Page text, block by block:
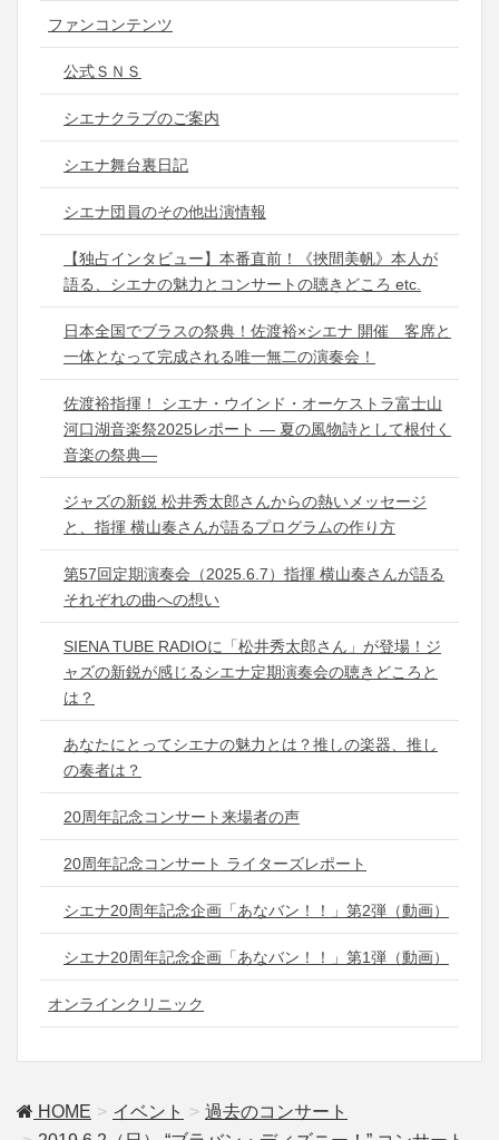
ファンコンテンツ
公式ＳＮＳ
シエナクラブのご案内
シエナ舞台裏日記
シエナ団員のその他出演情報
【独占インタビュー】本番直前！《挾間美帆》本人が
語る、シエナの魅力とコンサートの聴きどころ etc.
日本全国でブラスの祭典！佐渡裕×シエナ 開催 客席と
一体となって完成される唯一無二の演奏会！
佐渡裕指揮！ シエナ・ウインド・オーケストラ富士山
河口湖音楽祭2025レポート ― 夏の風物詩として根付く
音楽の祭典―
ジャズの新鋭 松井秀太郎さんからの熱いメッセージ
と、指揮 横山奏さんが語るプログラムの作り方
第57回定期演奏会（2025.6.7）指揮 横山奏さんが語る
それぞれの曲への想い
SIENA TUBE RADIOに「松井秀太郎さん」が登場！ジ
ャズの新鋭が感じるシエナ定期演奏会の聴きどころと
は？
あなたにとってシエナの魅力とは？推しの楽器、推し
の奏者は？
20周年記念コンサート来場者の声
20周年記念コンサート ライターズレポート
シエナ20周年記念企画「あなバン！！」第2弾（動画）
シエナ20周年記念企画「あなバン！！」第1弾（動画）
オンラインクリニック
HOME イベント
過去のコンサート